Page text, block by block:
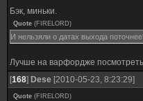
Бэк, миньки.
Quote (FIRELORD)
И нельзяли о датах выхода
Лучше на варфордже
[168] Dese [2010-05-23, 8:23:29]
Quote (FIRELORD)